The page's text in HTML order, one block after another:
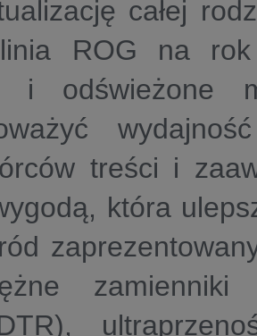
całej
ROG na rok
i odświeżone
treści i
która
zamienniki